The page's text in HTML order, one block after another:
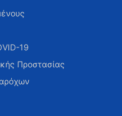
19
Προστασίας